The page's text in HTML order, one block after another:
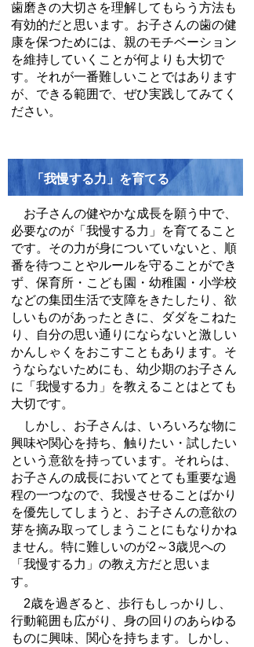
歯磨きの大切さを理解してもらう方法も
有効的だと思います。お子さんの歯の健
康を保つためには、親のモチベーション
を維持していくことが何よりも大切で
す。それが一番難しいことではあります
が、できる範囲で、ぜひ実践してみてく
ださい。
「我慢する力」を育てる
お子さんの健やかな成長を願う中で、
必要なのが「我慢する力」を育てること
です。その力が身についていないと、順
番を待つことやルールを守ることができ
ず、保育所・こども園・幼稚園・小学校
などの集団生活で支障をきたしたり、欲
しいものがあったときに、ダダをこねた
り、自分の思い通りにならないと激しい
かんしゃくをおこすこともあります。そ
うならないためにも、幼少期のお子さん
に「我慢する力」を教えることはとても
大切です。
しかし、お子さんは、いろいろな物に
興味や関心を持ち、触りたい・試したい
という意欲を持っています。それらは、
お子さんの成長においてとても重要な過
程の一つなので、我慢させることばかり
を優先してしまうと、お子さんの意欲の
芽を摘み取ってしまうことにもなりかね
ません。特に難しいのが2 ～3歳児への
「我慢する力」の教え方だと思いま
す。
2歳を過ぎると、歩行もしっかりし、
行動範囲も広がり、身の回りのあらゆる
ものに興味、関心を持ちます。しかし、